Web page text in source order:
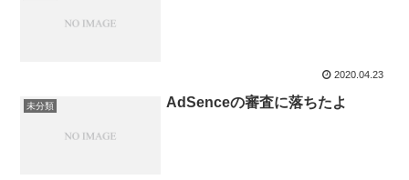
2020.04.23
未分類 AdSenceの審査に落ちたよ